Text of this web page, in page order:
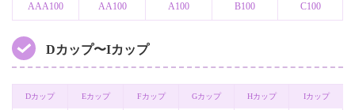
AAA100 AA100 A100 B100 C100
Dカップ〜Iカップ
Dカップ Eカップ Fカップ Gカップ Hカップ Iカップ